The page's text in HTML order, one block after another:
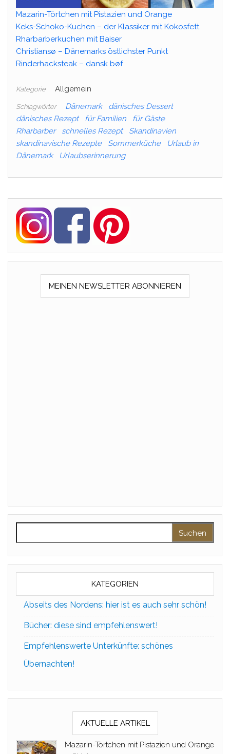
Mazarin-Törtchen mit Pistazien und Orange
Keks-Schoko-Kuchen – der Klassiker mit Kokosfett
Rharbarberkuchen mit Baiser
Christiansø – Dänemarks östlichster Punkt
Rinderhacksteak – dansk bøf
Kategorie Allgemein
Schlagwörter Dänemark
dänisches Dessert
dänisches Rezept
für Familien
für Gäste
Rharbarber
schnelles Rezept
Skandinavien
skandinavische Rezepte
Sommerküche
Urlaub in
Dänemark
Urlaubserinnerung
MEINEN NEWSLETTER ABONNIEREN
KATEGORIEN
Abseits des Nordens: hier ist es auch sehr schön!
Bücher: diese sind empfehlenswert!
Empfehlenswerte Unterkünfte: schönes
Übernachten!
AKTUELLE ARTIKEL
Mazarin-Törtchen mit Pistazien und Orange